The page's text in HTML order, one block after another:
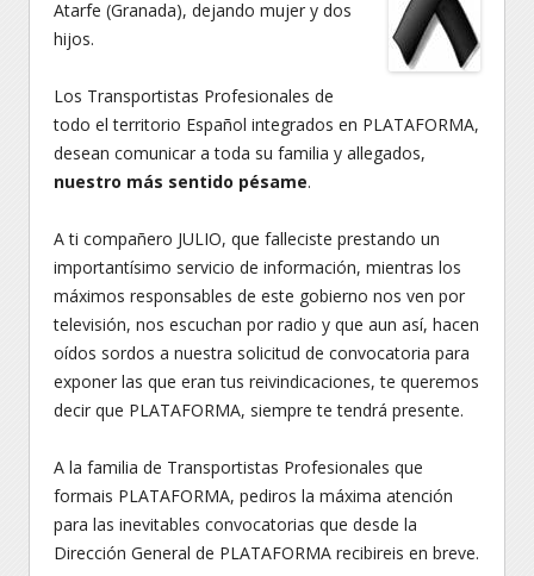
Atarfe (Granada), dejando mujer y dos
hijos.
Los Transportistas Profesionales de
todo el territorio Español integrados en PLATAFORMA,
desean comunicar a toda su familia y allegados,
nuestro más sentido pésame.
A ti compañero JULIO, que falleciste prestando un
importantísimo servicio de información, mientras los
máximos responsables de este gobierno nos ven por
televisión, nos escuchan por radio y que aun así, hacen
oídos sordos a nuestra solicitud de convocatoria para
exponer las que eran tus reivindicaciones, te queremos
decir que PLATAFORMA, siempre te tendrá presente.
A la familia de Transportistas Profesionales que
formais PLATAFORMA, pediros la máxima atención
para las inevitables convocatorias que desde la
Dirección General de PLATAFORMA recibireis en breve.